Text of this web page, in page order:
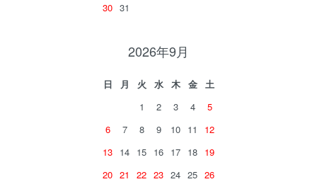
30 31
2026年9月
日 月 火 水 木 金
土
1
2 3 4
5
6
7 8 9 10 11
12
13 14 15 16 17 18 19
20 21 22 23 24 25 26